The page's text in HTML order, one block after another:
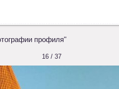
профиля"
16 / 37